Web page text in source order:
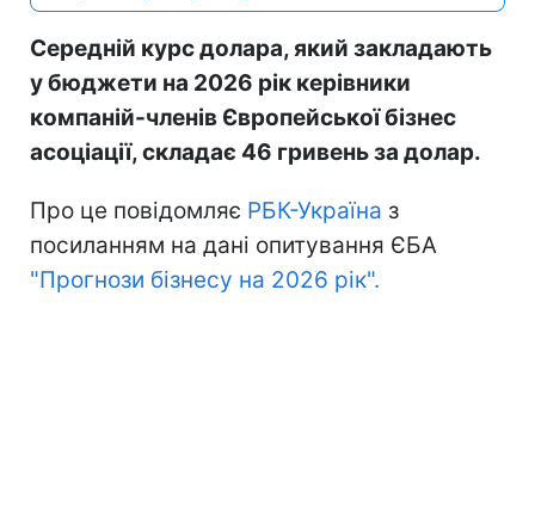
Середній курс долара, який закладають
у бюджети на 2026 рік керівники
компаній-членів Європейської бізнес
асоціації, складає 46 гривень за долар.
Про це повідомляє РБК-Україна з
посиланням на дані опитування ЄБА
"Прогнози бізнесу на 2026 рік".